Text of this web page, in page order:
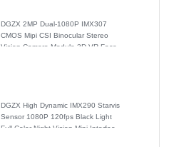
DGZX 2MP Dual-1080P IMX307
CMOS Mipi CSI Binocular Stereo
Vision Camera Module 3D VR Face
DGZX High Dynamic IMX290 Starvis
Sensor 1080P 120fps Black Light
Full Color Night Vision Mipi Interface